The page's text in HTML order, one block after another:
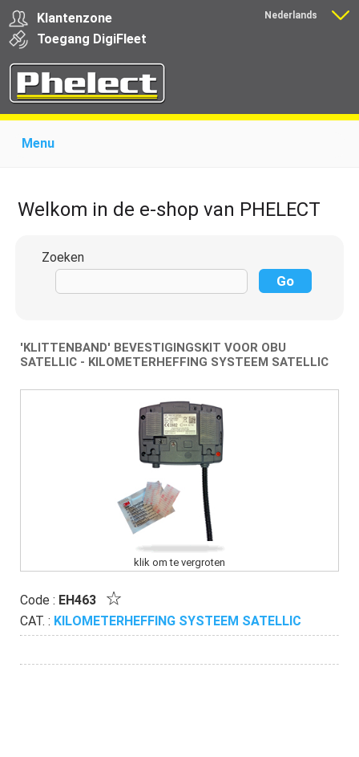
Klantenzone
Toegang DigiFleet
Nederlands
Menu
Producten voor transporteurs
Opleiding
Nieuws
Download
Welkom in de e-shop van PHELECT
Zoeken
'KLITTENBAND' BEVESTIGINGSKIT VOOR OBU
SATELLIC - KILOMETERHEFFING SYSTEEM SATELLIC
klik om te vergroten
Code : EH463
CAT. : KILOMETERHEFFING SYSTEEM SATELLIC